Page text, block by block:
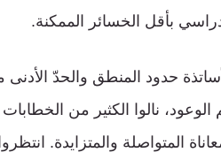
بأقل الخسائر الممكنة.
حدود المنطق والحدّ الأدنى
الوعود، نالوا الكثير من
المتواصلة والمتزايدة.